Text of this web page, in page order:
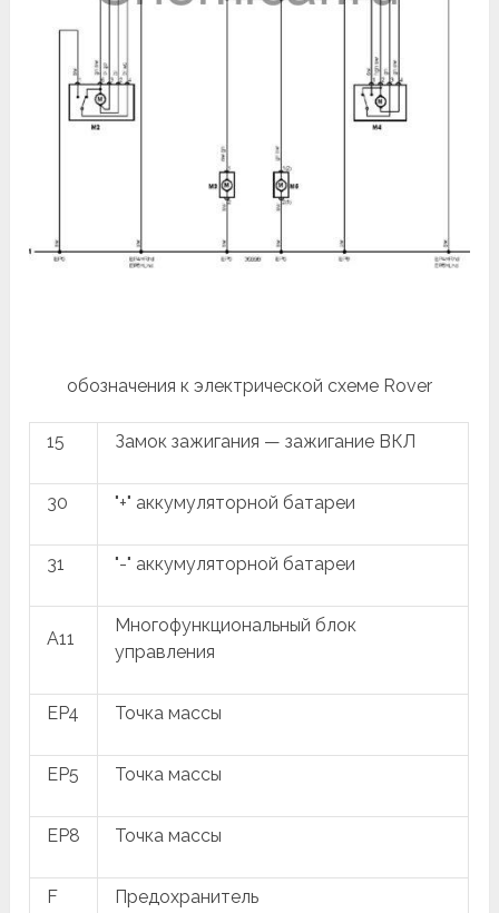
обозначения к электрической схеме Rover
15 Замок зажигания — зажигание ВКЛ
30 "+" аккумуляторной батареи
31 "-" аккумуляторной батареи
A11
Многофункциональный блок
управления
EP4 Точка массы
EP5 Точка массы
EP8 Точка массы
F Предохранитель